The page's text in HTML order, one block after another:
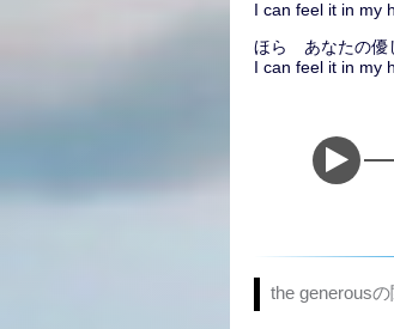
I can feel it in my
ほら あなたの優
I can feel it in my
the generous